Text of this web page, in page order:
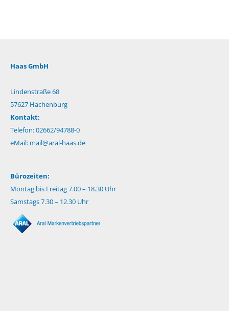
Haas GmbH
Lindenstraße 68
57627 Hachenburg
Kontakt:
Telefon: 02662/94788-0
eMail: mail@aral-haas.de
Bürozeiten:
Montag bis Freitag 7.00 – 18.30 Uhr
Samstags 7.30 – 12.30 Uhr